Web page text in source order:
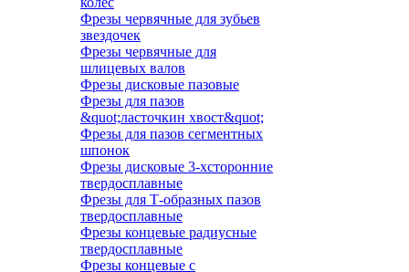
Фрезы червячные для зубьев
звездочек
Фрезы червячные для
шлицевых валов
Фрезы дисковые пазовые
Фрезы для пазов
&quot;ласточкин хвост&quot;
Фрезы для пазов сегментных
шпонок
Фрезы дисковые 3-хсторонние
твердосплавные
Фрезы для Т-образных пазов
твердосплавные
Фрезы концевые радиусные
твердосплавные
Фрезы концевые с